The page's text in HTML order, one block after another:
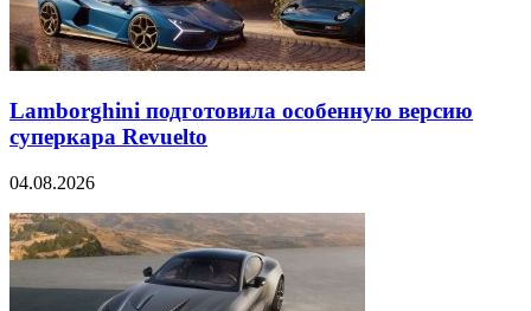
Lamborghini подготовила особенную версию
суперкара Revuelto
04.08.2026